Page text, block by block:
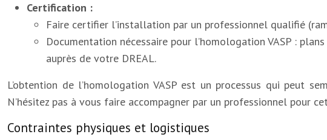
Certification :
Faire certifier l’installation par un professionnel qualifié
Documentation nécessaire pour l’homologation VASP :
auprès de votre DREAL.
L’obtention de l’homologation VASP est un processus qui
N’hésitez pas à vous faire accompagner par un professionnel pour
Contraintes physiques et logistiques